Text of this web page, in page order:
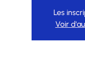
Les
Voir